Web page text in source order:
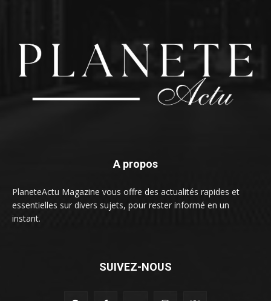
A propos
PlaneteActu Magazine vous offre des actualités rapides et
essentielles sur divers sujets, pour rester informé en un
instant.
SUIVEZ-NOUS